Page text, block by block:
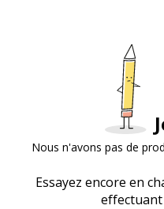
Nous n'avons pas de
Essayez encore en
effectuant